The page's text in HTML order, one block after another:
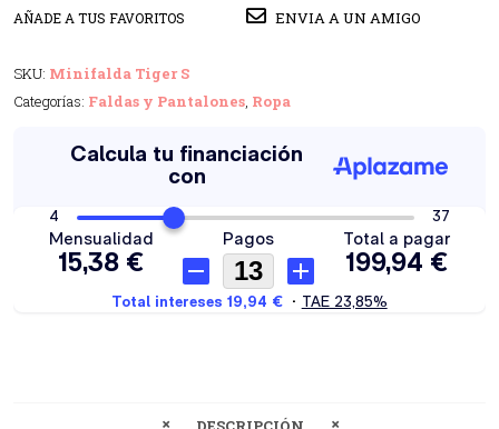
AÑADE A TUS FAVORITOS ENVIA A UN AMIGO
SKU: Minifalda Tiger S
Categorías: Faldas y Pantalones, Ropa